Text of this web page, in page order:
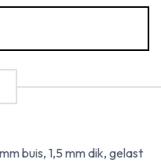
buis, 1,5 mm dik, gelast